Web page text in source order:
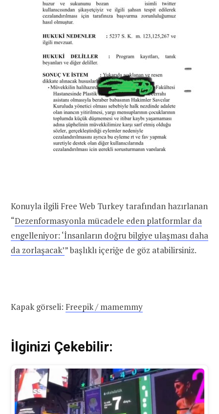
Konuyla ilgili Free Web Turkey tarafından hazırlanan
“Dezenformasyonla mücadele eden platformlar da
engelleniyor: ‘İnsanların doğru bilgiye ulaşması daha
da zorlaşacak’” başlıklı içeriğe de göz atabilirsiniz.
Kapak görseli: Freepik / mamemmy
İlginizi Çekebilir: